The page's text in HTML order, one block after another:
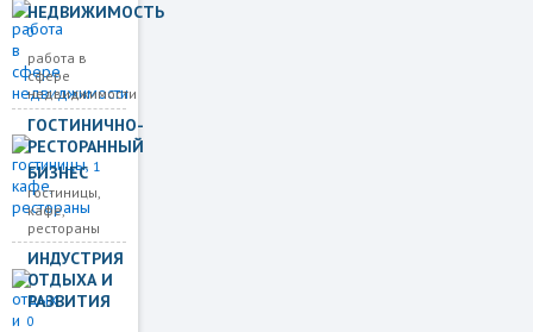
НЕДВИЖИМОСТЬ
0
работа в
сфере
недвиджимости
ГОСТИНИЧНО-
РЕСТОРАННЫЙ
БИЗНЕС 1
гостиницы,
кафе,
рестораны
ИНДУСТРИЯ
ОТДЫХА И
РАЗВИТИЯ
0